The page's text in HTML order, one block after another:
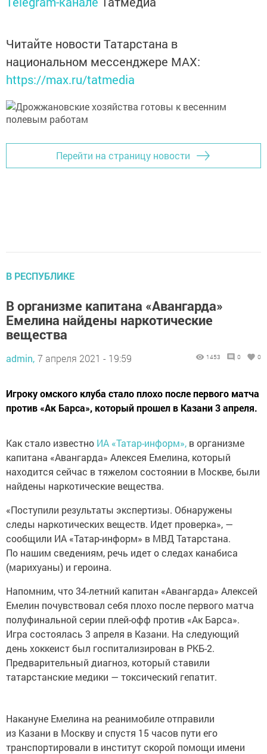
Читайте новости Татарстана в
национальном мессенджере MАХ:
https://max.ru/tatmedia
Перейти на страницу новости
В РЕСПУБЛИКЕ
В организме капитана «Авангарда»
Емелина найдены наркотические
вещества
admin, 7 апреля 2021 - 19:59 1453 0 0
Игроку омского клуба стало плохо после первого матча
против «Ак Барса», который прошел в Казани 3 апреля.
Как стало известно ИА «Татар-информ», в организме
капитана «Авангарда» Алексея Емелина, который
находится сейчас в тяжелом состоянии в Москве, были
найдены наркотические вещества.
«Поступили результаты экспертизы. Обнаружены
следы наркотических веществ. Идет проверка», —
сообщили ИА «Татар-информ» в МВД Татарстана.
По нашим сведениям, речь идет о следах канабиса
(марихуаны) и героина.
Напомним, что 34-летний капитан «Авангарда» Алексей
Емелин почувствовал себя плохо после первого матча
полуфинальной серии плей-офф против «Ак Барса».
Игра состоялась 3 апреля в Казани. На следующий
день хоккеист был госпитализирован в РКБ-2.
Предварительный диагноз, который ставили
татарстанские медики — токсический гепатит.
Накануне Емелина на реанимобиле отправили
из Казани в Москву и спустя 15 часов пути его
транспортировали в институт скорой помощи имени